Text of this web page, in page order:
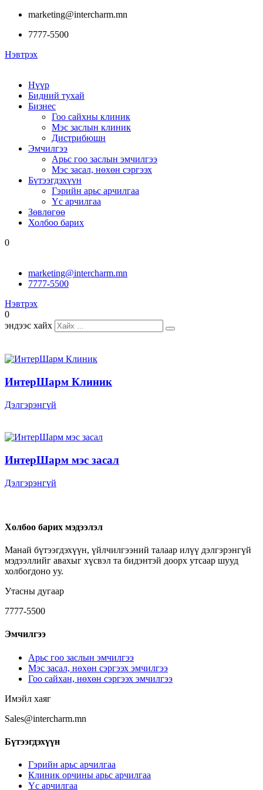
marketing@intercharm.mn
7777-5500
Нэвтрэх
Нүүр
Бидний тухай
Бизнес
Гоо сайхны клиник
Мэс заслын клиник
Дистрибюшн
Эмчилгээ
Арьс гоо заслын эмчилгээ
Мэс засал, нөхөн сэргээх
Бүтээгдэхүүн
Гэрийн арьс арчилгаа
Үс арчилгаа
Зөвлөгөө
Холбоо барих
0
marketing@intercharm.mn
7777-5500
Нэвтрэх
0
эндээс хайх
ИнтерШарм Клиник
Дэлгэрэнгүй
ИнтерШарм мэс засал
Дэлгэрэнгүй
Холбоо барих мэдээлэл
Манай бүтээгдэхүүн, үйлчилгээний талаар илүү дэлгэрэнгүй
мэдээллийг авахыг хүсвэл та бидэнтэй доорх утсаар шууд
холбогдоно уу.
Утасны дугаар
7777-5500
Эмчилгээ
Арьс гоо заслын эмчилгээ
Мэс засал, нөхөн сэргээх эмчилгээ
Гоо сайхан, нөхөн сэргээх эмчилгээ
Имэйл хаяг
Sales@intercharm.mn
Бүтээгдэхүүн
Гэрийн арьс арчилгаа
Клиник орчины арьс арчилгаа
Үс арчилгаа